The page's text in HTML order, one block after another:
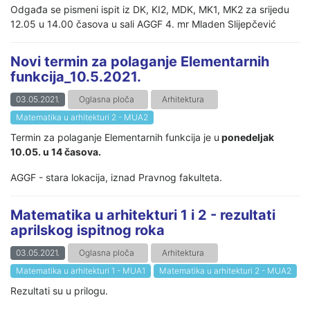
Odgađa se pismeni ispit iz DK, KI2, MDK, MK1, MK2 za srijedu
12.05 u 14.00 časova u sali AGGF 4. mr Mladen Slijepčević
Novi termin za polaganje Elementarnih
funkcija_10.5.2021.
03.05.2021. Oglasna ploča
Arhitektura
Matematika u arhitekturi 2 - MUA2
Termin za polaganje Elementarnih funkcija je u ponedeljak
10.05. u 14 časova.
AGGF - stara lokacija, iznad Pravnog fakulteta.
Matematika u arhitekturi 1 i 2 - rezultati
aprilskog ispitnog roka
03.05.2021. Oglasna ploča
Arhitektura
Matematika u arhitekturi 1 - MUA1
Matematika u arhitekturi 2 - MUA2
Rezultati su u prilogu.